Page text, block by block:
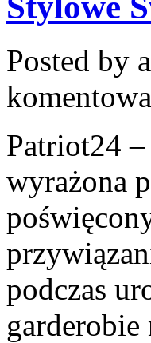
Posted by
Patriot24
wyrażona
podczas
garderobie